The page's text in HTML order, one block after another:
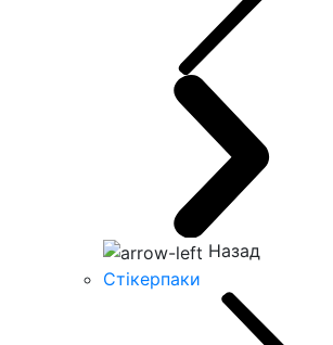
Назад
Стікерпаки